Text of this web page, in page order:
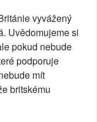
vyvážený
Uvědomujeme si
pokud nebude
podporuje
mít
britskému